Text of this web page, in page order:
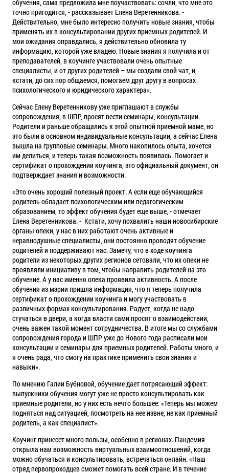
обучения, сама предложила мне поучаствовать: сочли, что мне это
точно пригодится, - рассказывает Елена Веретенникова. -
Действительно, мне было интересно получить новые знания, чтобы
применять их в консультировании других приемных родителей. И
мои ожидания оправдались, я действительно обновила ту
информацию, которой уже владею. Новые знания я получила и от
преподавателей, в коучинге участвовали очень опытные
специалисты, и от других родителей – мы создали свой чат, и,
кстати, до сих пор общаемся, помогаем друг другу в вопросах
психологического и юридического характера».
Сейчас Елену Веретенникову уже приглашают в службы
сопровождения, в ШПР, просят вести семинары, консультации.
Родители и раньше обращались к этой опытной приемной маме, но
это были в основном индивидуальные консультации, а сейчас Елена
вышла на групповые семинары. Много накопилось опыта, хочется
им делиться, и теперь такая возможность появилась. Помогает и
сертификат о прохождении коучинга, это официальный документ, он
подтверждает знания и возможности.
«Это очень хороший полезный проект. А если еще обучающийся
родитель обладает психологическим или педагогическим
образованием, то эффект обучения будет еще выше, - отмечает
Елена Веретенникова. - Кстати, хочу похвалить наши новосибирские
органы опеки, у нас в них работают очень активные и
неравнодушные специалисты, они постоянно проводят обучение
родителей и поддерживают нас. Замечу, что в ходе коучинга
родители из некоторых других регионов сетовали, что их опеки не
проявляли инициативу в том, чтобы направить родителей на это
обучение. А у нас именно опека проявила активность. А после
обучения из мэрии пришла информация, что я теперь получила
сертификат о прохождении коучинга и могу участвовать в
различных формах консультирования. Радует, когда не надо
стучаться в двери, а когда власти сами просят о взаимодействии,
очень важен такой момент сотрудничества. В итоге мы со службами
сопровождения города и ШПР уже до Нового года расписали мои
консультации и семинары для приемных родителей. Работы много, и
я очень рада, что смогу на практике применить свои знания и
навыки».
По мнению Галии Бубновой, обучение дает потрясающий эффект:
выпускники обучения могут уже не просто консультировать как
приемные родители, но у них есть нечто большее: «Теперь мы можем
подняться над ситуацией, посмотреть на нее извне, не как приемный
родитель, а как специалист».
Коучинг принесет много пользы, особенно в регионах. Пандемия
открыла нам возможность виртуальных взаимоотношений, когда
можно обучаться и консультировать, встречаться онлайн. «Наш
отряд первопроходцев сможет помогать всей стране. И в течение